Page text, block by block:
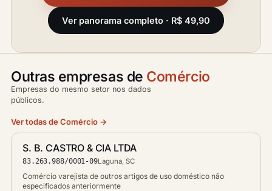
Ver panorama completo · R$ 49,90
Outras empresas de Comércio
Empresas do mesmo setor nos dados
públicos.
Ver todas de Comércio →
S. B. CASTRO & CIA LTDA
83.263.988/0001-09Laguna, SC
Comércio varejista de outros artigos de uso doméstico não
especificados anteriormente